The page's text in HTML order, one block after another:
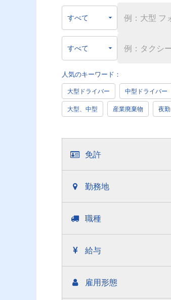
人気のキーワード：
大型ドライバー 中型ドライバー
大型、中型 産業廃棄物 夜勤
免許
勤務地
職種
給与
雇用形態